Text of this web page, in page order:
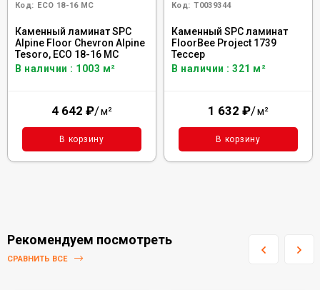
Код: ECO 18-16 MC
Каменный ламинат SPC
Alpine Floor Chevron Alpine
Tesoro, ECO 18-16 MC
В наличии : 1003 м²
4 642 ₽/м²
В корзину
Код: Т0039344
Каменный SPC ламинат
FloorBee Project 1739
Тессер
В наличии : 321 м²
1 632 ₽/м²
В корзину
Рекомендуем посмотреть
СРАВНИТЬ ВСЕ